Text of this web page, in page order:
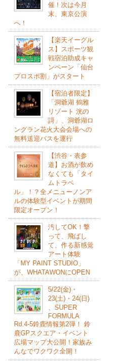
催！次は今月
末、東京公演
へ！
【楽天イーグル
ス】スポーツ観
戦宿泊助成キャ
ンペーン「仙台
プロスポ割」がスタート
【宿泊者限定】
「洞爺湖 鶴雅
リゾート 洸の
謌」、洞爺湖ロ
ングラン花火大会会場への
無料送迎バスを運行
【渋谷・表参
道】お酒が飲め
なくても「タイ
ムトラベ
ル」！？全メニューノンア
ルの体験型イベントが期間
限定オープン！
汚してOK！撃
って、飛ばし
て、作る新感覚
アート体験
「MY PAINT STUDIO」
が、WHATAWONにOPEN
5/22(⾦)・
23(⼟)・24(⽇)
、SUPER
FORMULA
Rd.4-5鈴⿅情報第2弾！ 鈴
⿅GPスクエア・イベント
広場マップ⼤公開！家族み
んなでワクワク全開！